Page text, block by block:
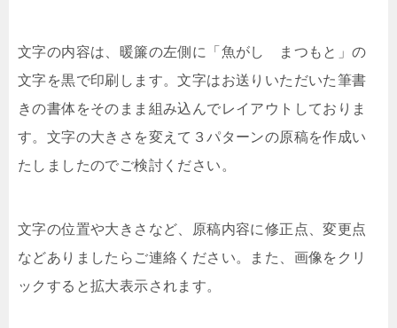
文字の内容は、暖簾の左側に「魚がし まつもと」の
文字を黒で印刷します。文字はお送りいただいた筆書
きの書体をそのまま組み込んでレイアウトしておりま
す。文字の大きさを変えて３パターンの原稿を作成い
たしましたのでご検討ください。
文字の位置や大きさなど、原稿内容に修正点、変更点
などありましたらご連絡ください。また、画像をクリ
ックすると拡大表示されます。